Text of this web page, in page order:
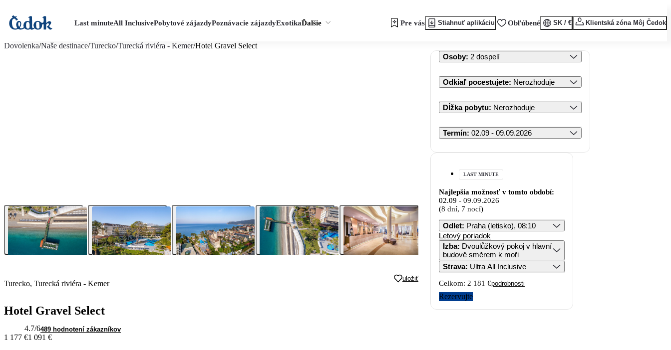
Last minuteAll InclusivePobytové zájazdyPoznávacie zájazdyExotikaĎalšie Pre vás Stiahnuť aplikáciu Obľúbené SK / € Klientská zóna Môj Čedok
Dovolenka/Naše destinace/Turecko/Turecká riviéra - Kemer/Hotel Gravel Select
Turecko, Turecká riviéra - Kemer
uložiť
Hotel Gravel Select
4.7/6489 hodnotení zákazníkov
1 177 €1 091 €
Osoby: 2 dospelí
Odkiaľ pocestujete: Nerozhoduje
Dĺžka pobytu: Nerozhoduje
Termín: 02.09 - 09.09.2026
LAST MINUTE
Najlepšia možnosť v tomto období:
02.09 - 09.09.2026
(8 dní, 7 nocí)
Odlet: Praha (letisko), 08:10
Letový poriadok
Izba: Dvoulůžkový pokoj v hlavní
budově směrem k moři
Strava: Ultra All Inclusive
Celkom: 2 181 €podrobnosti
Rezervujte